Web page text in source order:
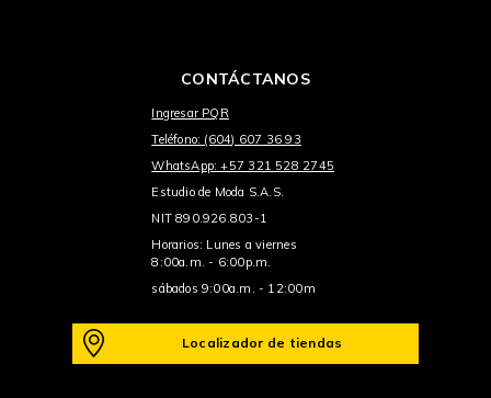
CONTÁCTANOS
Ingresar PQR
Teléfono: (604) 607 36 93
WhatsApp: +57 321 528 2745
Estudio de Moda S.A.S.
NIT 890.926.803-1
Horarios: Lunes a viernes
8:00a.m. - 6:00p.m.
sábados 9:00a.m. - 12:00m
Localizador de tiendas